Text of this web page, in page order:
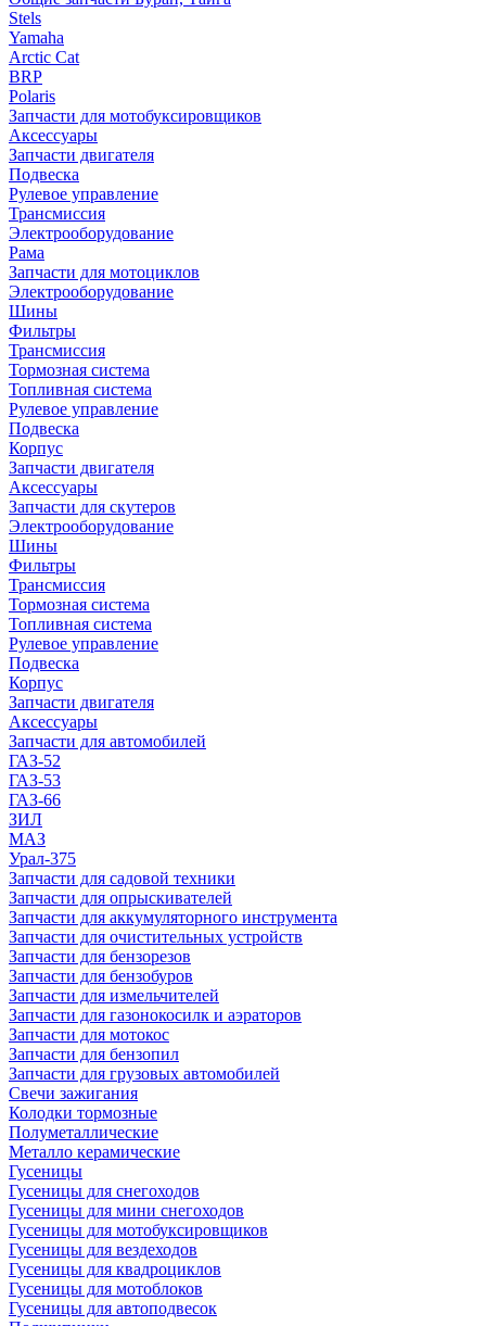
Stels
Yamaha
Arctic Cat
BRP
Polaris
Запчасти для мотобуксировщиков
Аксессуары
Запчасти двигателя
Подвеска
Рулевое управление
Трансмиссия
Электрооборудование
Рама
Запчасти для мотоциклов
Электрооборудование
Шины
Фильтры
Трансмиссия
Тормозная система
Топливная система
Рулевое управление
Подвеска
Корпус
Запчасти двигателя
Аксессуары
Запчасти для скутеров
Электрооборудование
Шины
Фильтры
Трансмиссия
Тормозная система
Топливная система
Рулевое управление
Подвеска
Корпус
Запчасти двигателя
Аксессуары
Запчасти для автомобилей
ГАЗ-52
ГАЗ-53
ГАЗ-66
ЗИЛ
МАЗ
Урал-375
Запчасти для садовой техники
Запчасти для опрыскивателей
Запчасти для аккумуляторного инструмента
Запчасти для очистительных устройств
Запчасти для бензорезов
Запчасти для бензобуров
Запчасти для измельчителей
Запчасти для газонокосилк и аэраторов
Запчасти для мотокос
Запчасти для бензопил
Запчасти для грузовых автомобилей
Свечи зажигания
Колодки тормозные
Полуметаллические
Металло керамические
Гусеницы
Гусеницы для снегоходов
Гусеницы для мини снегоходов
Гусеницы для мотобуксировщиков
Гусеницы для вездеходов
Гусеницы для квадроциклов
Гусеницы для мотоблоков
Гусеницы для автоподвесок